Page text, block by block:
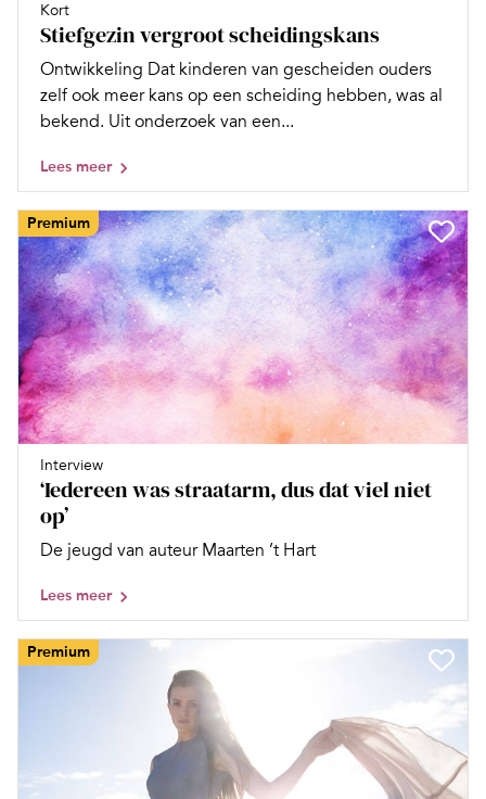
Kort
Stiefgezin vergroot scheidingskans
Ontwikkeling Dat kinderen van gescheiden ouders
zelf ook meer kans op een scheiding hebben, was al
bekend. Uit onderzoek van een...
Lees meer
Premium
Interview
‘Iedereen was straatarm, dus dat viel niet
op’
De jeugd van auteur Maarten ’t Hart
Lees meer
Premium